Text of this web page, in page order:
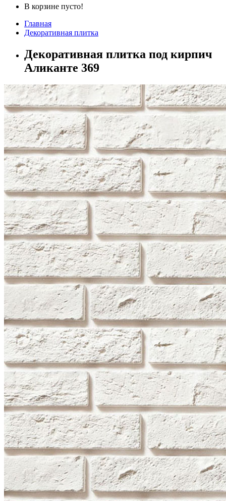
В корзине пусто!
Главная
Декоративная плитка
Декоративная плитка под кирпич
Аликанте 369